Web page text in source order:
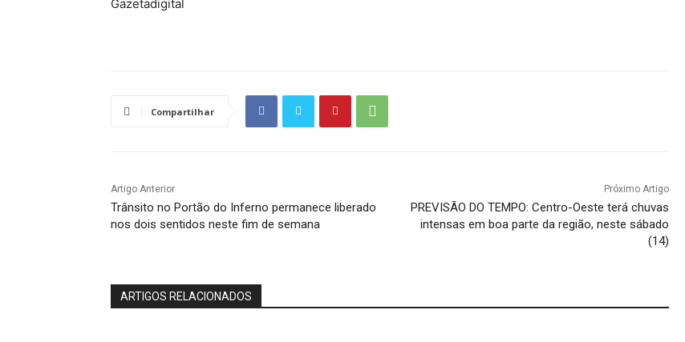
Gazetadigital
Compartilhar
Artigo Anterior
Trânsito no Portão do Inferno permanece liberado
nos dois sentidos neste fim de semana
Próximo Artigo
PREVISÃO DO TEMPO: Centro-Oeste terá chuvas
intensas em boa parte da região, neste sábado
(14)
ARTIGOS RELACIONADOS